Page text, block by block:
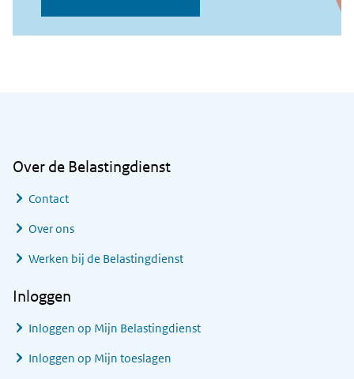
Over de Belastingdienst
Contact
Over ons
Werken bij de Belastingdienst
Inloggen
Inloggen op Mijn Belastingdienst
Inloggen op Mijn toeslagen